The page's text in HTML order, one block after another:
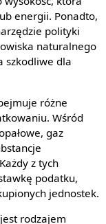
energii. Ponadto,
polityki
naturalnego
szkodliwe dla
różne
Wśród
gaz
z tych
podatku,
jednostek.
rodzajem